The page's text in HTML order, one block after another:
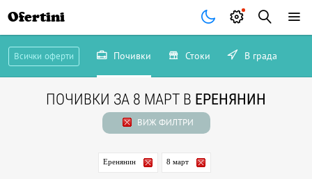
Ofertini
Всички оферти Почивки Стоки В града
ПОЧИВКИ ЗА 8 МАРТ В ЕРЕНЯНИН
ВИЖ ФИЛТРИ
Еренянин 8 март